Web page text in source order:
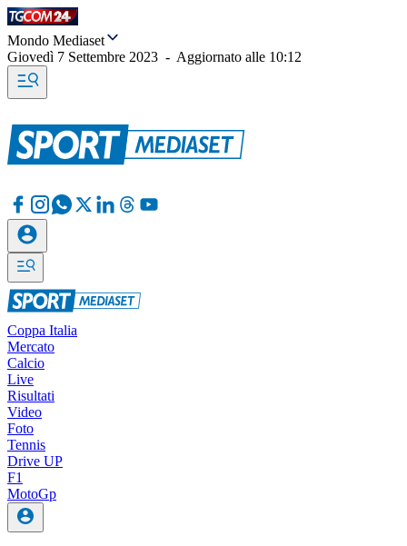
Mondo Mediaset
Giovedì 7 Settembre 2023 - Aggiornato alle 10:12
Coppa Italia
Mercato
Calcio
Live
Risultati
Video
Foto
Tennis
Drive UP
F1
MotoGp